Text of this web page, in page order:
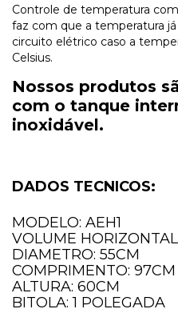
Controle de temperatura
faz com que a temperatura
circuito elétrico caso a
Celsius.
Nossos produtos
com o tanque
inoxidável.
DADOS TECNICOS:
MODELO: AEH1
VOLUME
DIAMETRO: 55CM
COMPRIMENTO: 97CM
ALTURA: 60CM
BITOLA: 1 POLEGADA